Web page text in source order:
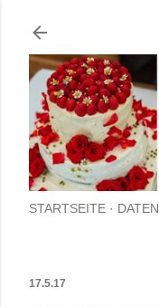
STARTSEITE
17.5.17